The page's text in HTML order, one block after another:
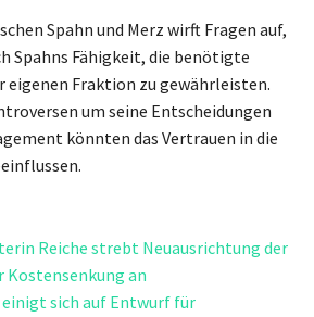
Spahn und Merz wirft Fragen auf,
Spahns Fähigkeit, die benötigte
Fraktion zu gewährleisten.
um seine Entscheidungen
könnten das Vertrauen in die
Reiche strebt Neuausrichtung der
Kostensenkung an
sich auf Entwurf für